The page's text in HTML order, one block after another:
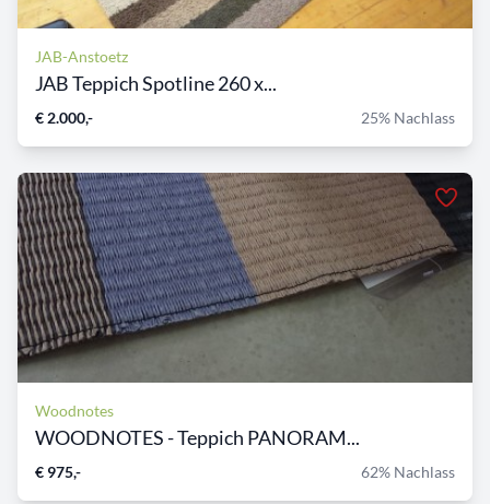
JAB-Anstoetz
JAB Teppich Spotline 260 x...
€ 2.000,- 25% Nachlass
Woodnotes
WOODNOTES - Teppich PANORAM...
€ 975,- 62% Nachlass